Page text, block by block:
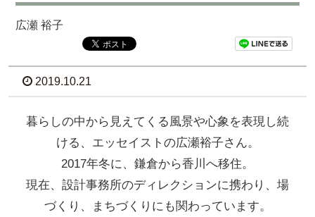
広瀬 裕子
2019.10.21
暮らしの中から見えてくる風景や心象を表現し続
ける、エッセイストの広瀬裕子さん。
2017年冬に、鎌倉から香川へ移住。
現在、設計事務所のディレクションに携わり、場
づくり、まちづくりにも関わっています。